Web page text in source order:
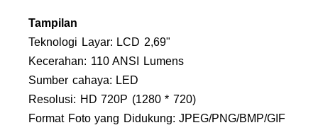
Tampilan
Teknologi Layar: LCD 2,69"
Kecerahan: 110 ANSI Lumens
Sumber cahaya: LED
Resolusi: HD 720P (1280 * 720)
Format Foto yang Didukung: JPEG/PNG/BMP/GIF